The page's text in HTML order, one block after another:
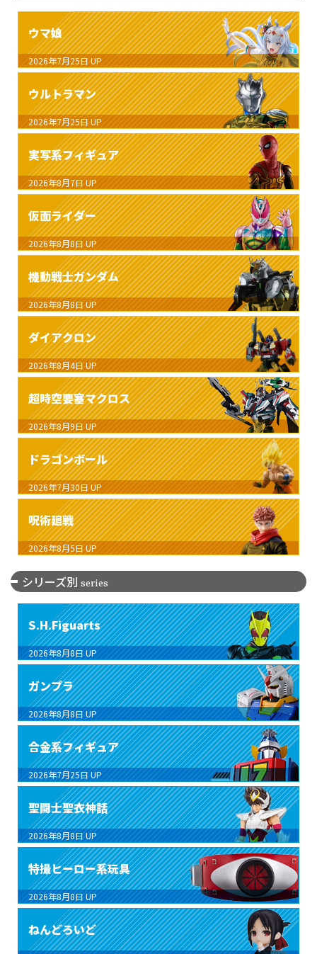
ウマ娘
2026年7月25日 UP
ウルトラマン
2026年7月25日 UP
実写系フィギュア
2026年8月7日 UP
仮面ライダー
2026年8月8日 UP
機動戦士ガンダム
2026年8月8日 UP
ダイアクロン
2026年8月4日 UP
超時空要塞マクロス
2026年8月9日 UP
ドラゴンボール
2026年7月30日 UP
呪術廻戦
2026年8月5日 UP
シリーズ別 series
S.H.Figuarts
2026年8月8日 UP
ガンプラ
2026年8月8日 UP
合金系フィギュア
2026年7月25日 UP
聖闘士聖衣神話
2026年8月8日 UP
特撮ヒーロー系玩具
2026年8月8日 UP
ねんどろいど